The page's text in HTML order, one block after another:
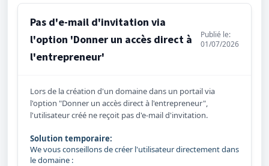
Pas d'e-mail d'invitation via
l'option 'Donner un accès direct à
l'entrepreneur'
Publié le:
01/07/2026
Lors de la création d'un domaine dans un portail via
l'option "Donner un accès direct à l'entrepreneur",
l'utilisateur créé ne reçoit pas d'e-mail d'invitation.
Solution temporaire:
We vous conseillons de créer l'utilisateur directement dans
le domaine :